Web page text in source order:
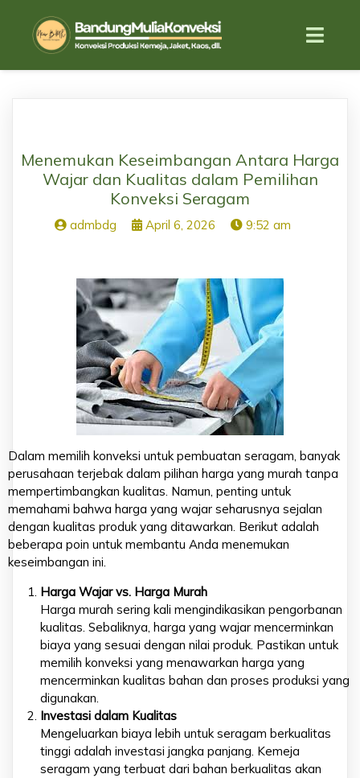
Menemukan Keseimbangan Antara Harga
Wajar dan Kualitas dalam Pemilihan
Konveksi Seragam
admbdg April 6, 2026 9:52 am
Dalam memilih konveksi untuk pembuatan seragam, banyak
perusahaan terjebak dalam pilihan harga yang murah tanpa
mempertimbangkan kualitas. Namun, penting untuk
memahami bahwa harga yang wajar seharusnya sejalan
dengan kualitas produk yang ditawarkan. Berikut adalah
beberapa poin untuk membantu Anda menemukan
keseimbangan ini.
Harga Wajar vs. Harga Murah
Harga murah sering kali mengindikasikan pengorbanan
kualitas. Sebaliknya, harga yang wajar mencerminkan
biaya yang sesuai dengan nilai produk. Pastikan untuk
memilih konveksi yang menawarkan harga yang
mencerminkan kualitas bahan dan proses produksi yang
digunakan.
Investasi dalam Kualitas
Mengeluarkan biaya lebih untuk seragam berkualitas
tinggi adalah investasi jangka panjang. Kemeja
seragam yang terbuat dari bahan berkualitas akan